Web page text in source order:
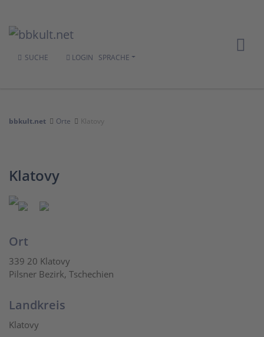
SUCHE LOGIN SPRACHE
bbkult.net Orte Klatovy
Klatovy
Ort
339 20 Klatovy
Pilsner Bezirk, Tschechien
Landkreis
Klatovy